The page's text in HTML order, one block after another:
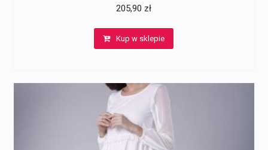
205,90 zł
Kup w sklepie